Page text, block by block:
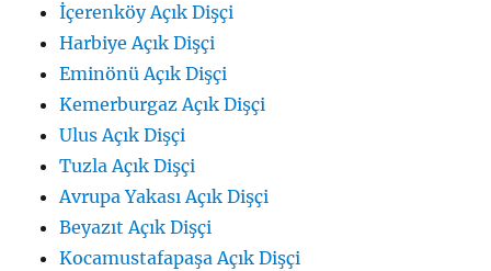
İçerenköy Açık Dişçi
Harbiye Açık Dişçi
Eminönü Açık Dişçi
Kemerburgaz Açık Dişçi
Ulus Açık Dişçi
Tuzla Açık Dişçi
Avrupa Yakası Açık Dişçi
Beyazıt Açık Dişçi
Kocamustafapaşa Açık Dişçi